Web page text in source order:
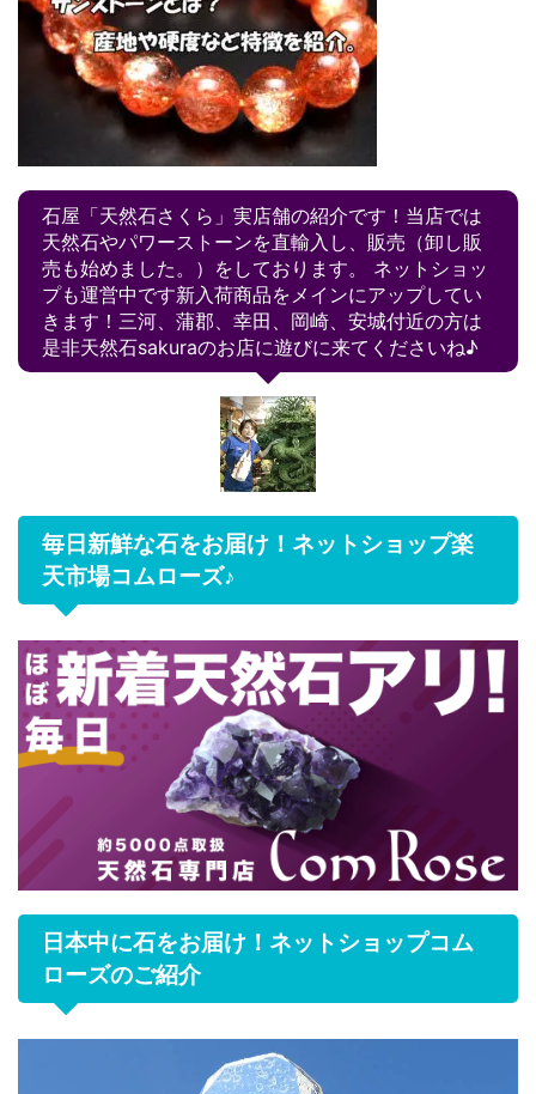
石屋「天然石さくら」実店舗の紹介です！当店では
天然石やパワーストーンを直輸入し、販売（卸し販
売も始めました。）をしております。 ネットショッ
プも運営中です新入荷商品をメインにアップしてい
きます！三河、蒲郡、幸田、岡崎、安城付近の方は
是非天然石sakuraのお店に遊びに来てくださいね♪
毎日新鮮な石をお届け！ネットショップ楽
天市場コムローズ♪
日本中に石をお届け！ネットショップコム
ローズのご紹介